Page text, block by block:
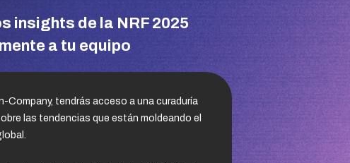
insights de la NRF 2025
a tu equipo
Company, tendrás acceso a una curaduría
las tendencias que están moldeando el